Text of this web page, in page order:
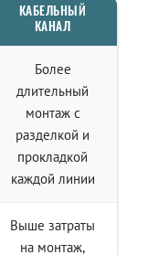
КАБЕЛЬНЫЙ
КАНАЛ
Более
длительный
монтаж с
разделкой и
прокладкой
каждой линии
Выше затраты
на монтаж,